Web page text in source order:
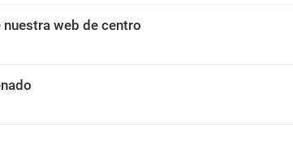
web de centro